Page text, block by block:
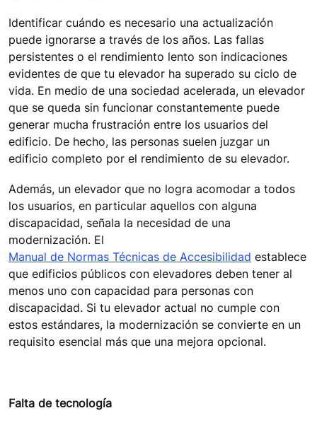
Identificar cuándo es necesario una actualización
puede ignorarse a través de los años. Las fallas
persistentes o el rendimiento lento son indicaciones
evidentes de que tu elevador ha superado su ciclo de
vida. En medio de una sociedad acelerada, un elevador
que se queda sin funcionar constantemente puede
generar mucha frustración entre los usuarios del
edificio. De hecho, las personas suelen juzgar un
edificio completo por el rendimiento de su elevador.
Además, un elevador que no logra acomodar a todos
los usuarios, en particular aquellos con alguna
discapacidad, señala la necesidad de una
modernización. El
Manual de Normas Técnicas de Accesibilidad establece
que edificios públicos con elevadores deben tener al
menos uno con capacidad para personas con
discapacidad. Si tu elevador actual no cumple con
estos estándares, la modernización se convierte en un
requisito esencial más que una mejora opcional.
Falta de tecnología